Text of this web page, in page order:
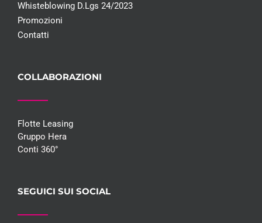
Whisteblowing D.Lgs 24/2023
Promozioni
Contatti
COLLABORAZIONI
Flotte Leasing
Gruppo Hera
Conti 360°
SEGUICI SUI SOCIAL